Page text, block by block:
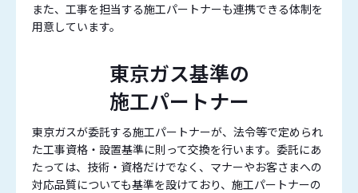
また、工事を担当する施工パートナーも連携できる体制を
用意しています。
東京ガス基準の
施工パートナー
東京ガスが委託する施工パートナーが、法令等で定められ
た工事資格・設置基準に則って交換を行います。委託にあ
たっては、技術・資格だけでなく、マナーやお客さまへの
対応品質についても基準を設けており、施工パートナーの